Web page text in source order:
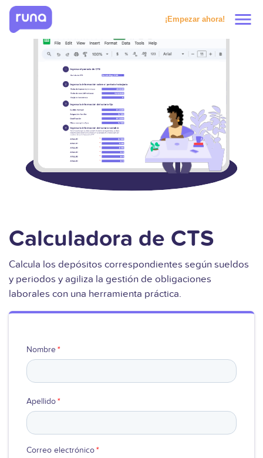
¡Empezar ahora! menu
Productos
Clientes
Solicitar prueba
Ver video
Calculadora de CTS
Calcula los depósitos correspondientes según sueldos
y periodos y agiliza la gestión de obligaciones
laborales con una herramienta práctica.
Nombre*
Apellido*
Correo electrónico*